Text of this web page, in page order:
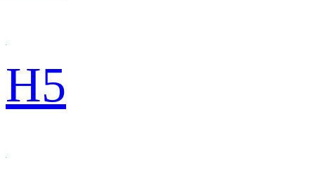
H5